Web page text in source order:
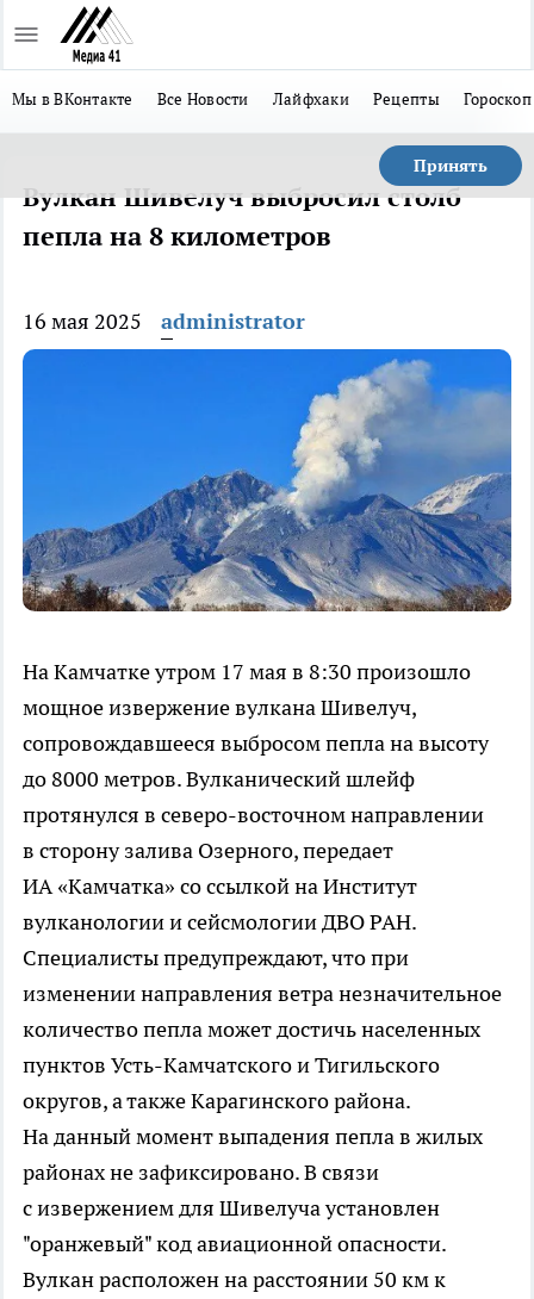
Мы в ВКонтакте Все Новости Лайфхаки Рецепты Гороскоп
Принять
Вулкан Шивелуч выбросил столб
пепла на 8 километров
16 мая 2025 administrator
На Камчатке утром 17 мая в 8:30 произошло
мощное извержение вулкана Шивелуч,
сопровождавшееся выбросом пепла на высоту
до 8000 метров. Вулканический шлейф
протянулся в северо-восточном направлении
в сторону залива Озерного, передает
ИА «Камчатка» со ссылкой на Институт
вулканологии и сейсмологии ДВО РАН.
Специалисты предупреждают, что при
изменении направления ветра незначительное
количество пепла может достичь населенных
пунктов Усть-Камчатского и Тигильского
округов, а также Карагинского района.
На данный момент выпадения пепла в жилых
районах не зафиксировано. В связи
с извержением для Шивелуча установлен
"оранжевый" код авиационной опасности.
Вулкан расположен на расстоянии 50 км к